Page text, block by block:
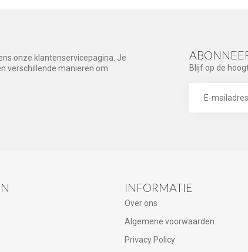
onze klantenservicepagina. Je
verschillende manieren om
Blijf op de
INFORMATIE
Over ons
Algemene voorwaarden
Privacy Policy